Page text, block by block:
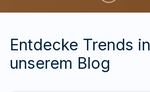
Entdecke Trends in
unserem Blog